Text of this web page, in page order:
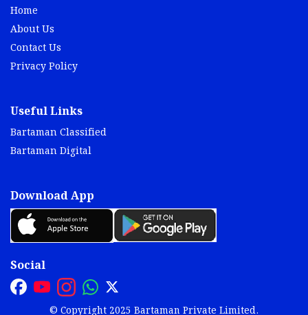
Home
About Us
Contact Us
Privacy Policy
Useful Links
Bartaman Classified
Bartaman Digital
Download App
Social
© Copyright 2025 Bartaman Private Limited.